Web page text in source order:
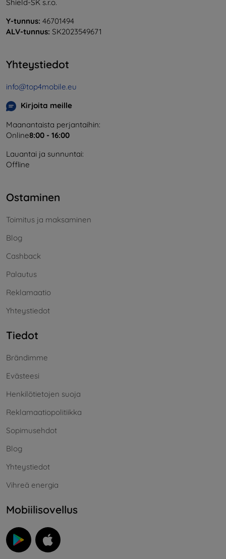
Shield-SK s.r.o.
Y-tunnus: 46701494
ALV-tunnus: SK2023549671
Yhteystiedot
info@top4mobile.eu
Kirjoita meille
Maanantaista perjantaihin:
Online8:00 - 16:00
Lauantai ja sunnuntai:
Offline
Ostaminen
Toimitus ja maksaminen
Blog
Cashback
Palautus
Reklamaatio
Yhteystiedot
Tiedot
Brändimme
Evästeesi
Henkilötietojen suoja
Reklamaatiopolitiikka
Sopimusehdot
Blog
Yhteystiedot
Vihreä energia
Mobiilisovellus